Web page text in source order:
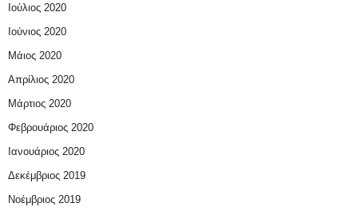
Ιούλιος 2020
Ιούνιος 2020
Μάιος 2020
Απρίλιος 2020
Μάρτιος 2020
Φεβρουάριος 2020
Ιανουάριος 2020
Δεκέμβριος 2019
Νοέμβριος 2019